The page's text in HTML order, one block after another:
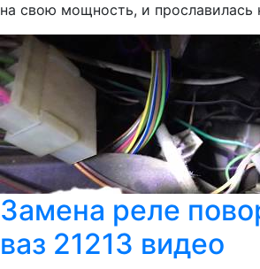
на свою мощность, и прославилась
Замена реле
ваз 21213 видео